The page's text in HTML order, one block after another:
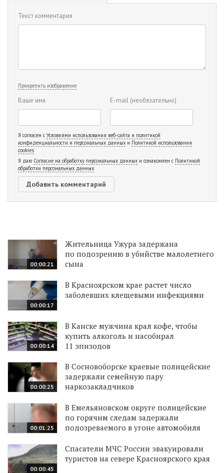
Текст комментария
Прикрепить изображение
Ваше имя E-mail (необязательно)
Я согласен с Условиями использования веб-сайта и политикой
конфиденциальности и персональных данных и Политикой использования
cookies
Я даю Согласие на обработку персональных данных и ознакомлен с Политикой
обработки персональных данных
00:00:21
Жительница Ужура задержана
по подозрению в убийстве малолетнего
сына
00:00:17
В Красноярском крае растет число
заболевших клещевыми инфекциями
00:00:14
В Канске мужчина крал кофе, чтобы
купить алкоголь и насобирал
11 эпизодов
00:00:25
В Сосновоборске краевые полицейские
задержали семейную пару
наркозакладчиков
00:01:25
В Емельяновском округе полицейские
по горячим следам задержали
подозреваемого в угоне автомобиля
00:00:45
Спасатели МЧС России эвакуировали
туристов на севере Красноярского края